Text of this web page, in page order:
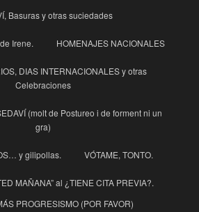
Basuras y otras suciedades
Irene. HOMENAJES NACIONALES
DIAS INTERNACIONALES y otras
Celebraciones
(molt de Postureo i de forment ni un
gra)
y gilipollas. VÓTAME, TONTO.
MAÑANA” al ¿TIENE CITA PREVIA?.
PROGRESISMO (POR FAVOR)